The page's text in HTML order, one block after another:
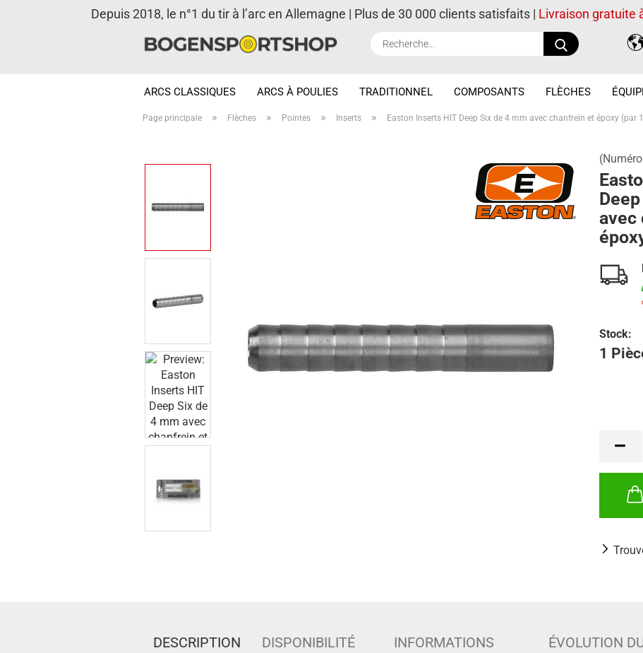
Recherche...
Depuis 2018, le n°1 du tir à l’arc en Allemagne | Plus de 30 000 clients satisfaits | Livraison gratuite
ARCS CLASSIQUES ARCS À POULIES TRADITIONNEL COMPOSANTS FLÈCHES
Page principale » Flèches » Pointes » Inserts » Easton Inserts HIT Deep Six de 4 mm avec chanfrein et époxy (par
avec
Stock:
1
DESCRIPTION DISPONIBILITÉ
INFORMATIONS
ÉVOLUTION